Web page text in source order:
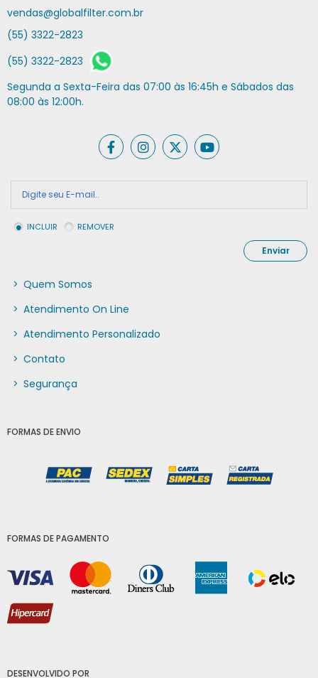
vendas@globalfilter.com.br
(55) 3322-2823
(55) 3322-2823
Segunda a Sexta-Feira das 07:00 às 16:45h e Sábados das
08:00 às 12:00h.
INCLUIR REMOVER
Enviar
> Quem Somos
> Atendimento On Line
> Atendimento Personalizado
> Contato
> Segurança
FORMAS DE ENVIO
FORMAS DE PAGAMENTO
DESENVOLVIDO POR